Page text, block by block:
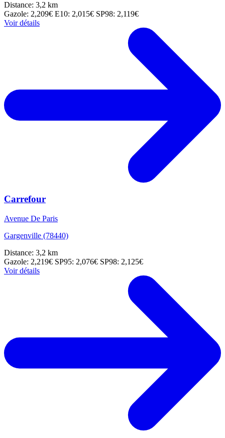
Distance: 3,2 km
Gazole: 2,209€ E10: 2,015€ SP98: 2,119€
Voir détails
Carrefour
Avenue De Paris
Gargenville (78440)
Distance: 3,2 km
Gazole: 2,219€ SP95: 2,076€ SP98: 2,125€
Voir détails